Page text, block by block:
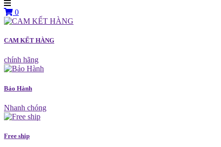
0
CAM KẾT HÀNG
chính hãng
Bảo Hành
Nhanh chóng
Free ship